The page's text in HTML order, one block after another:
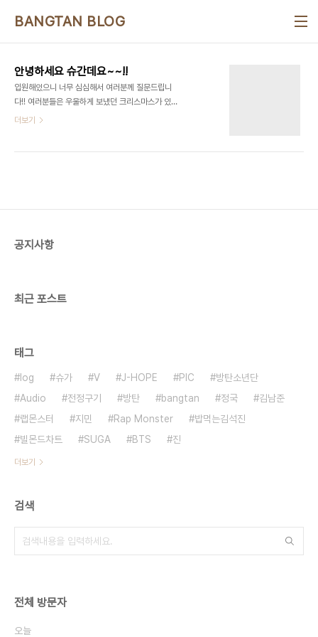
BANGTAN BLOG
안녕하세요 슈간데요~~!!
입원해있으니 너무 심심해서 여러분께 질문드립니
다!! 여러분들은 우울하게 보냈던 크리스마스가 있었
나요? 있다면 댓글로 가장 우울하게 보냈던 크리스마
더보기
공지사항
최근 포스트
태그
log 슈가 V J-HOPE PIC
방탄소년단
Audio
전정구기 방탄 bangtan 정국
김남준
랩몬스터
지민 Rap Monster
밥먹는김석진
빌몬드차트
SUGA BTS 진
더보기
검색
전체 방문자
오늘